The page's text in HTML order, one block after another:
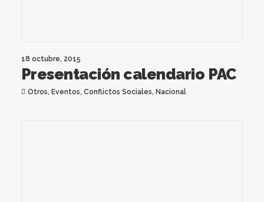
18 octubre, 2015
Presentación calendario PAC
Otros, Eventos, Conflictos Sociales, Nacional